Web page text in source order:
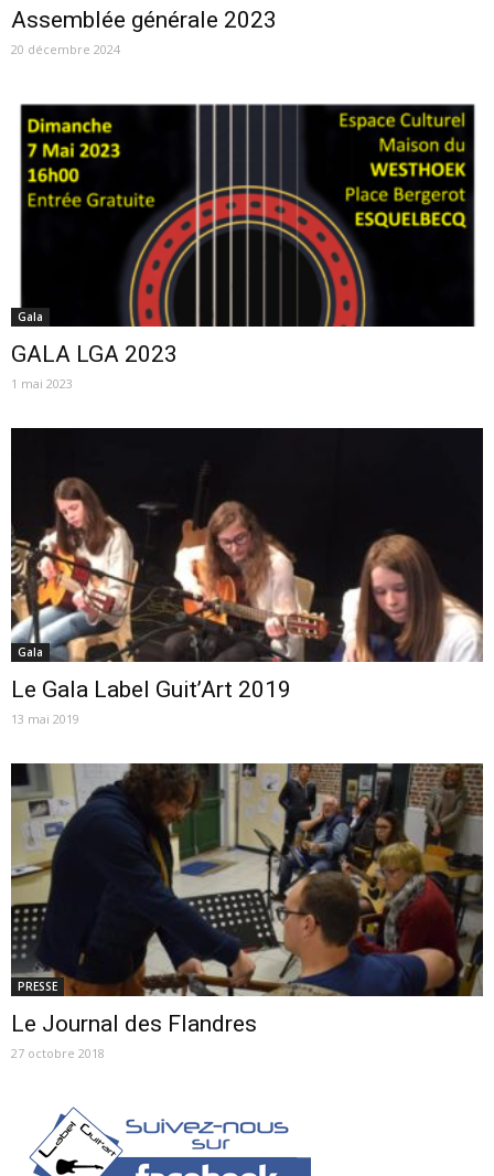
Assemblée générale 2023
20 décembre 2024
Gala
GALA LGA 2023
1 mai 2023
Gala
Le Gala Label Guit’Art 2019
13 mai 2019
PRESSE
Le Journal des Flandres
27 octobre 2018